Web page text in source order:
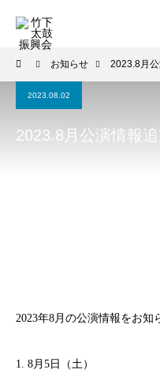
お知らせ 2023.8月公
2023.08.02
2023.8月公演情報
2023年8月の公演情報をお知
1. 8月5日（土）